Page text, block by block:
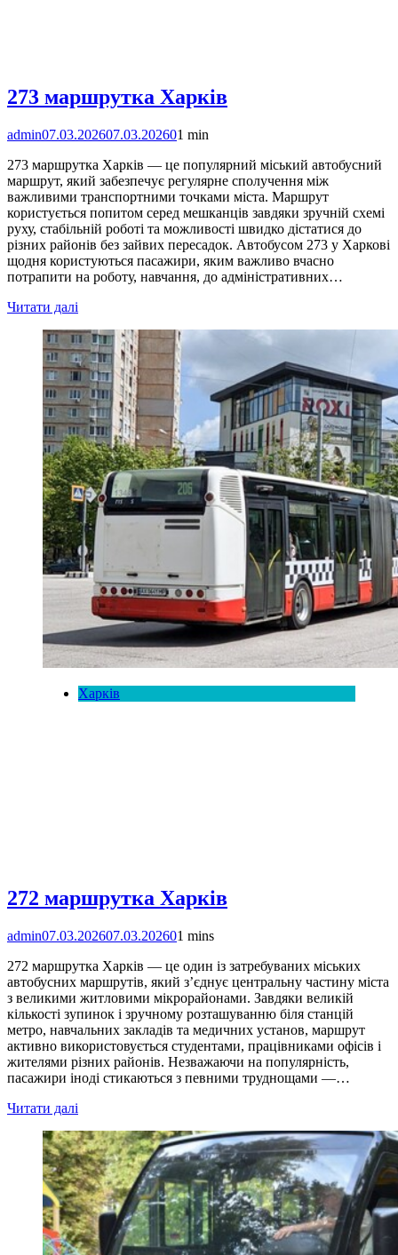
273 маршрутка Харків
admin07.03.202607.03.202601 min
273 маршрутка Харків — це популярний міський автобусний
маршрут, який забезпечує регулярне сполучення між
важливими транспортними точками міста. Маршрут
користується попитом серед мешканців завдяки зручній схемі
руху, стабільній роботі та можливості швидко дістатися до
різних районів без зайвих пересадок. Автобусом 273 у Харкові
щодня користуються пасажири, яким важливо вчасно
потрапити на роботу, навчання, до адміністративних…
Читати далі
Харків
272 маршрутка Харків
admin07.03.202607.03.202601 mins
272 маршрутка Харків — це один із затребуваних міських
автобусних маршрутів, який з’єднує центральну частину міста
з великими житловими мікрорайонами. Завдяки великій
кількості зупинок і зручному розташуванню біля станцій
метро, навчальних закладів та медичних установ, маршрут
активно використовується студентами, працівниками офісів і
жителями різних районів. Незважаючи на популярність,
пасажири іноді стикаються з певними труднощами —…
Читати далі